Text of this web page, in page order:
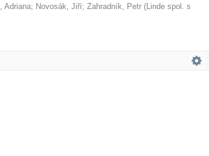
Adriana; Novosák, Jiří; Zahradník, Petr (Linde spol. s